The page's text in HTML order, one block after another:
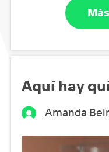
Aquí hay
Amanda